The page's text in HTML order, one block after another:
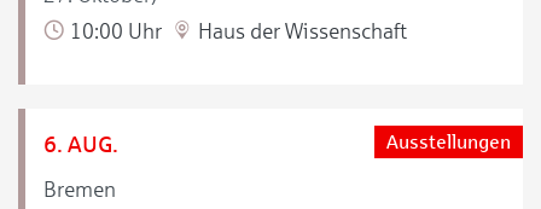
10:00 Uhr
Haus der Wissenschaft
6. AUG.
Bremen
Ausstellungen